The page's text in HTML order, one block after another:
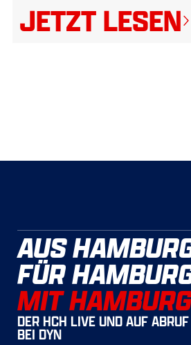
JETZT LESEN
AUS
FÜR
MIT
DER HCH LIVE UND AUF ABRUF
BEI DYN